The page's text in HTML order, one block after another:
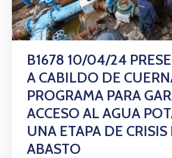
B1678 10/04/24
A CABILDO DE
PROGRAMA PARA
ACCESO AL AGUA
UNA ETAPA DE CRISIS
ABASTO